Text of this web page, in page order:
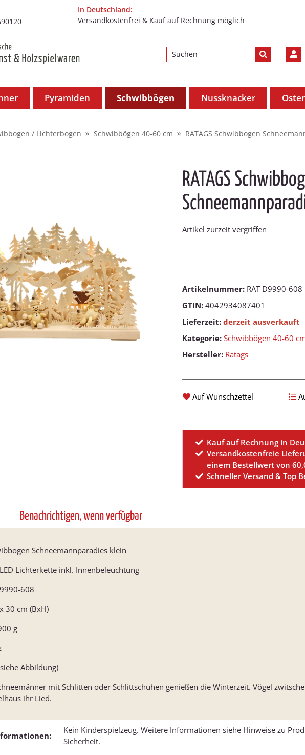
In Deutschland:
Versandkostenfrei & Kauf auf Rechnung möglich
Pyramiden Schwibbögen Nussknacker
/ Lichterbogen Schwibbögen 40-60 cm RATAGS Schwibbogen
RATAGS
Artikel zurzeit vergriffen
Artikelnummer: RAT D9990-608
GTIN: 4042934087401
Lieferzeit: derzeit ausverkauft
Kategorie: Schwibbögen 40-60
Hersteller: Ratags
Auf Wunschzettel
Kauf auf Rechnung in
Versandkostenfreie
einem Bestellwert von
Schneller Versand & Top
Benachrichtigen, wenn verfügbar
Schneemannparadies klein
Lichterkette inkl. Innenbeleuchtung
608
30 cm (BxH)
g
Abbildung)
mit Schlitten oder Schlittschuhen genießen die Winterzeit. Vögel
ihr Lied.
Kein Kinderspielzeug. Weitere Informationen siehe Hinweise zu
Sicherheit.